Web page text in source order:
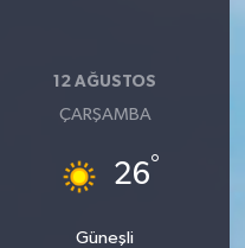
12 AĞUSTOS
ÇARŞAMBA
26°
Güneşli